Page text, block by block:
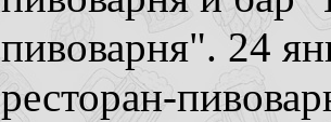
пивоварня". 24
ресторан-